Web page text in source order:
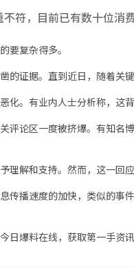
符，目前已有数十位消
要复杂得多。
证据。直到近日，随着关
。有业内人士分析称，这
论区一度被挤爆。有知名
解和支持。然而，这一回
播速度的加快，类似的事
爆料在线，获取第一手资讯